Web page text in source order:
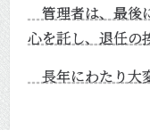
管理者は、最後
心を託し、退任の
長年にわたり大